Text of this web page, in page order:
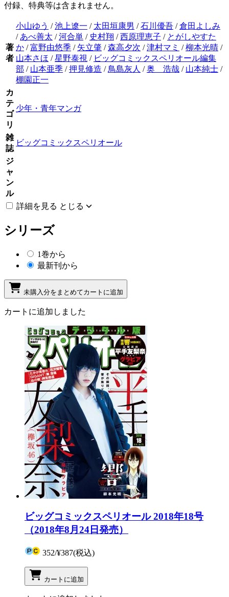
付録、特典等は含まれません。
著
者
小山ゆう /池上遼一 / 太田垣康男 /石川優吾 /倉田よしみ
/ あべ善太 /河合単 / 史村翔 /西原理恵子 / とがしやすた
か /富野由悠季 / 矢立肇 /森高夕次 /津村マミ /柳本光晴 /
山本さほ /星野泰視 / ビッグコミックスペリオール編集
部 / 山本亜季 /押見修造 / 鳥島灰人 /奥 浩哉 / 山本純士 /
棚園正一
カ
テ
ゴ
リ
少年・青年マンガ
雑
誌
ビッグコミックスペリオール
ジ
ャ
ン
ル
詳細を見る とじる
シリーズ
1巻から
最新刊から
未購入分をまとめてカートに追加
カートに追加しました
ビッグコミックスペリオール 2018年18号
（2018年8月24日発売）
352/¥387(税込)
カートに追加